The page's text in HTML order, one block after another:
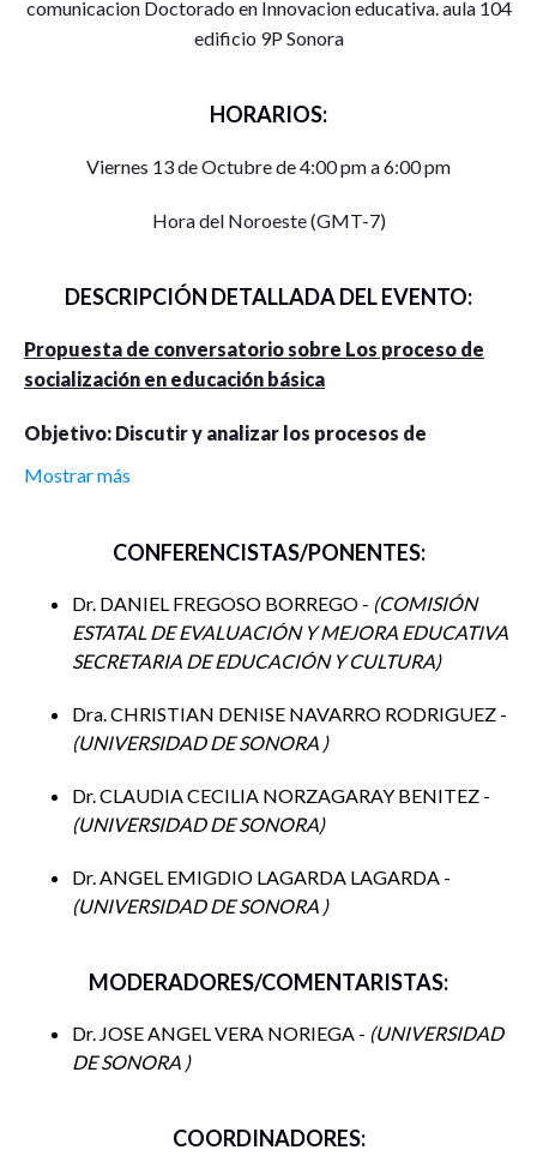
comunicacion Doctorado en Innovacion educativa. aula 104
edificio 9P Sonora
HORARIOS:
Viernes 13 de Octubre de 4:00 pm a 6:00 pm
Hora del Noroeste (GMT-7)
DESCRIPCIÓN DETALLADA DEL EVENTO:
Propuesta de conversatorio sobre Los proceso de
socialización en educación básica
Objetivo: Discutir y analizar los procesos de
construcción de una cultura de paz.
Preguntas para los invitados
¿Cuáles son las políticas y enfoques de la escuela
violencia entre los estudiantes?
reflexionen sobre la importancia de la convivencia
pacífica y las consecuencias de la violencia?
¿Qué estrategias se enseñan a los estudiantes para
resolver conflictos de manera pacífica y
emocional a los estudiantes que puedan estar
experimentando situaciones de violencia o
¿Cómo se involucra a los padres en la promoción de la
Mostrar más
CONFERENCISTAS/PONENTES:
Dr. DANIEL FREGOSO BORREGO - COMISIÓN
ESTATAL DE EVALUACIÓN Y MEJORA EDUCATIVA
SECRETARIA DE EDUCACIÓN Y CULTURA
Dra. CHRISTIAN DENISE NAVARRO RODRIGUEZ -
UNIVERSIDAD DE SONORA
Dr. CLAUDIA CECILIA NORZAGARAY BENITEZ -
UNIVERSIDAD DE SONORA
Dr. ANGEL EMIGDIO LAGARDA LAGARDA -
UNIVERSIDAD DE SONORA
MODERADORES/COMENTARISTAS:
Dr. JOSE ANGEL VERA NORIEGA - UNIVERSIDAD
DE SONORA
COORDINADORES: